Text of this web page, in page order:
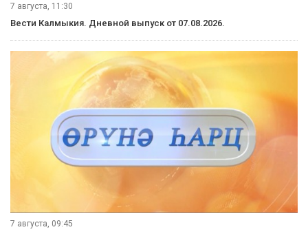
7 августа, 11:30
Вести Калмыкия. Дневной выпуск от 07.08.2026.
7 августа, 09:45